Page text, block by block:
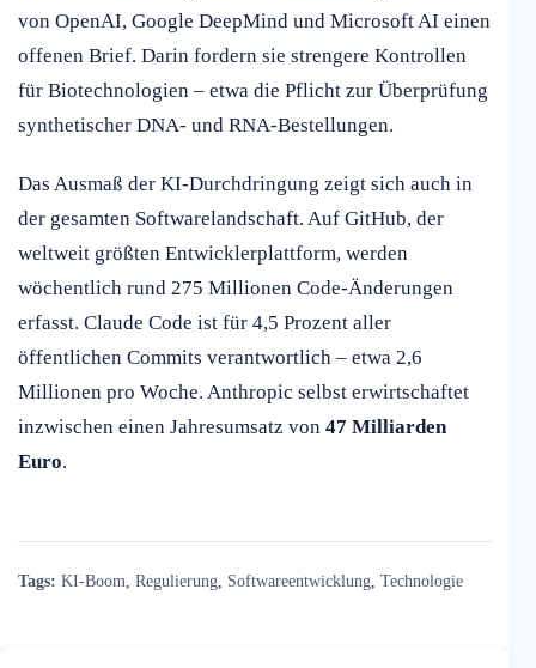
von OpenAI, Google DeepMind und Microsoft AI einen
offenen Brief. Darin fordern sie strengere Kontrollen
für Biotechnologien – etwa die Pflicht zur Überprüfung
synthetischer DNA- und RNA-Bestellungen.
Das Ausmaß der KI-Durchdringung zeigt sich auch in
der gesamten Softwarelandschaft. Auf GitHub, der
weltweit größten Entwicklerplattform, werden
wöchentlich rund 275 Millionen Code-Änderungen
erfasst. Claude Code ist für 4,5 Prozent aller
öffentlichen Commits verantwortlich – etwa 2,6
Millionen pro Woche. Anthropic selbst erwirtschaftet
inzwischen einen Jahresumsatz von 47 Milliarden
Euro.
Tags: KI-Boom Regulierung Softwareentwicklung Technologie